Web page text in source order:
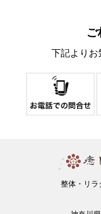
ご
下記よりお
整体・リラ